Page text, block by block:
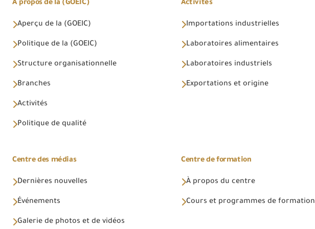
À propos de la (GOEIC)
Aperçu de la (GOEIC)
Politique de la (GOEIC)
Structure organisationnelle
Branches
Activités
Politique de qualité
Activités
Importations industrielles
Laboratoires alimentaires
Laboratoires industriels
Exportations et origine
Centre des médias
Dernières nouvelles
Événements
Galerie de photos et de vidéos
Centre de formation
À propos du centre
Cours et programmes de formation